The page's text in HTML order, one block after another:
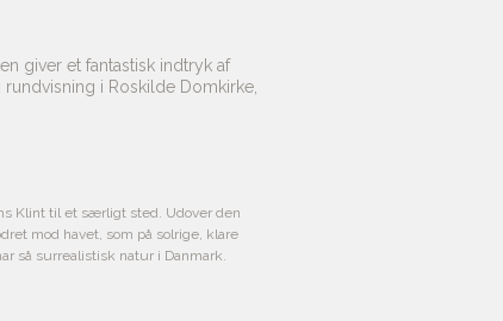
giver et fantastisk indtryk af
i Roskilde Domkirke,
Klint til et særligt sted. Udover den
mod havet, som på solrige, klare
så surrealistisk natur i Danmark.